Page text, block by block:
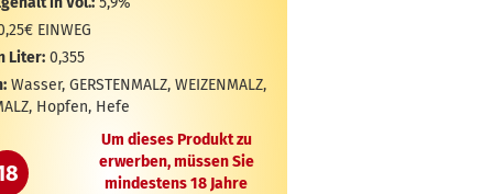
EINWEG
Liter: 0,355
Wasser, GERSTENMALZ, WEIZENMALZ,
Hopfen, Hefe
Um dieses Produkt zu
erwerben, müssen Sie
mindestens 18 Jahre